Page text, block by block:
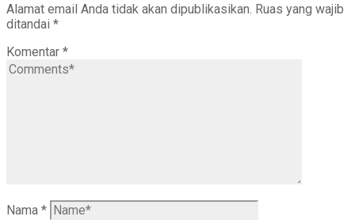
Alamat email Anda tidak akan dipublikasikan. Ruas yang wajib
ditandai *
Komentar *
Nama *